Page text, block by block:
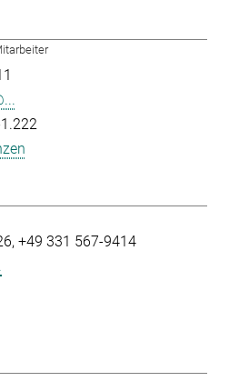
+49 331 567-9414